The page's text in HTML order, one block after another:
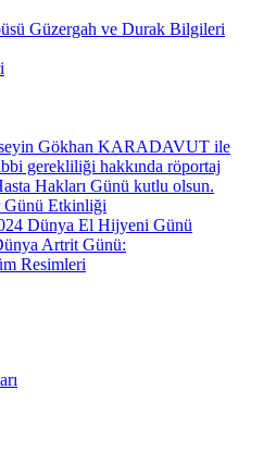
Güzergah ve Durak Bilgileri
Gökhan KARADAVUT ile
gerekliliği hakkında röportaj
Hakları Günü kutlu olsun.
Günü Etkinliği
Dünya El Hijyeni Günü
Artrit Günü:
Resimleri